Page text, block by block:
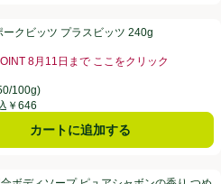
ツ 240g
。
ークビッツ プラスビッツ 240g
50WAONPOINT 8月11日まで ここをクリック
100g)
￥646
カートに追加する
シャボンの香り つめかえ用 800mL